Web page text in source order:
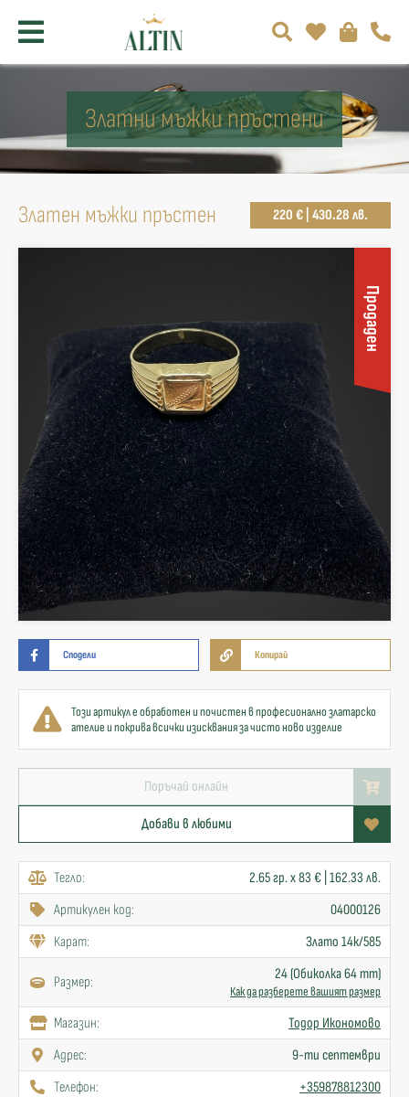
Златни мъжки пръстени
Златен мъжки пръстен 220 € | 430.28 лв.
Продаден
Сподели Копирай
Този артикул е обработен и почистен в професионално златарско
ателие и покрива всички изисквания за чисто ново изделие
Поръчай онлайн
Добави в любими
Тегло:
2.65 гр. x 83 € | 162.33 лв.
Артикулен код:
04000126
Карат:
Злато 14к/585
Размер: 24 (Обиколка 64 mm)
Как да разберете вашият размер
Mагазин:
Тодор Икономово
Адрес:
9-ти септември
Телефон:
+359878812300